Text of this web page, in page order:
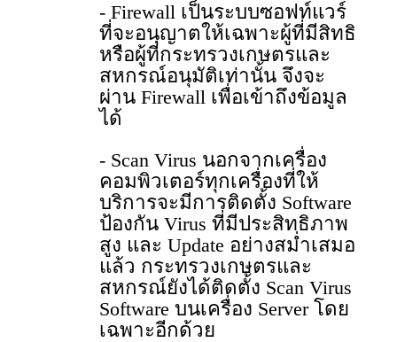
- Firewall เป็นระบบซอฟท์แวร์
ที่จะอนุญาตให้เฉพาะผู้ที่มีสิทธิ
หรือผู้ที่กระทรวงเกษตรและ
สหกรณ์อนุมัติเท่านั้น จึงจะ
ผ่าน Firewall เพื่อเข้าถึงข้อมูล
ได้
- Scan Virus นอกจากเครื่อง
คอมพิวเตอร์ทุกเครื่องที่ให้
บริการจะมีการติดตั้ง Software
ป้องกัน Virus ที่มีประสิทธิภาพ
สูง และ Update อย่างสม่ำเสมอ
แล้ว กระทรวงเกษตรและ
สหกรณ์ยังได้ติดตั้ง Scan Virus
Software บนเครื่อง Server โดย
เฉพาะอีกด้วย